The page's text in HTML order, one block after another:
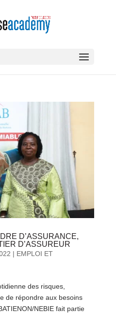
D’ASSURANCE,
D’ASSUREUR
| EMPLOI ET
des risques,
de répondre aux besoins
NEBIE fait partie